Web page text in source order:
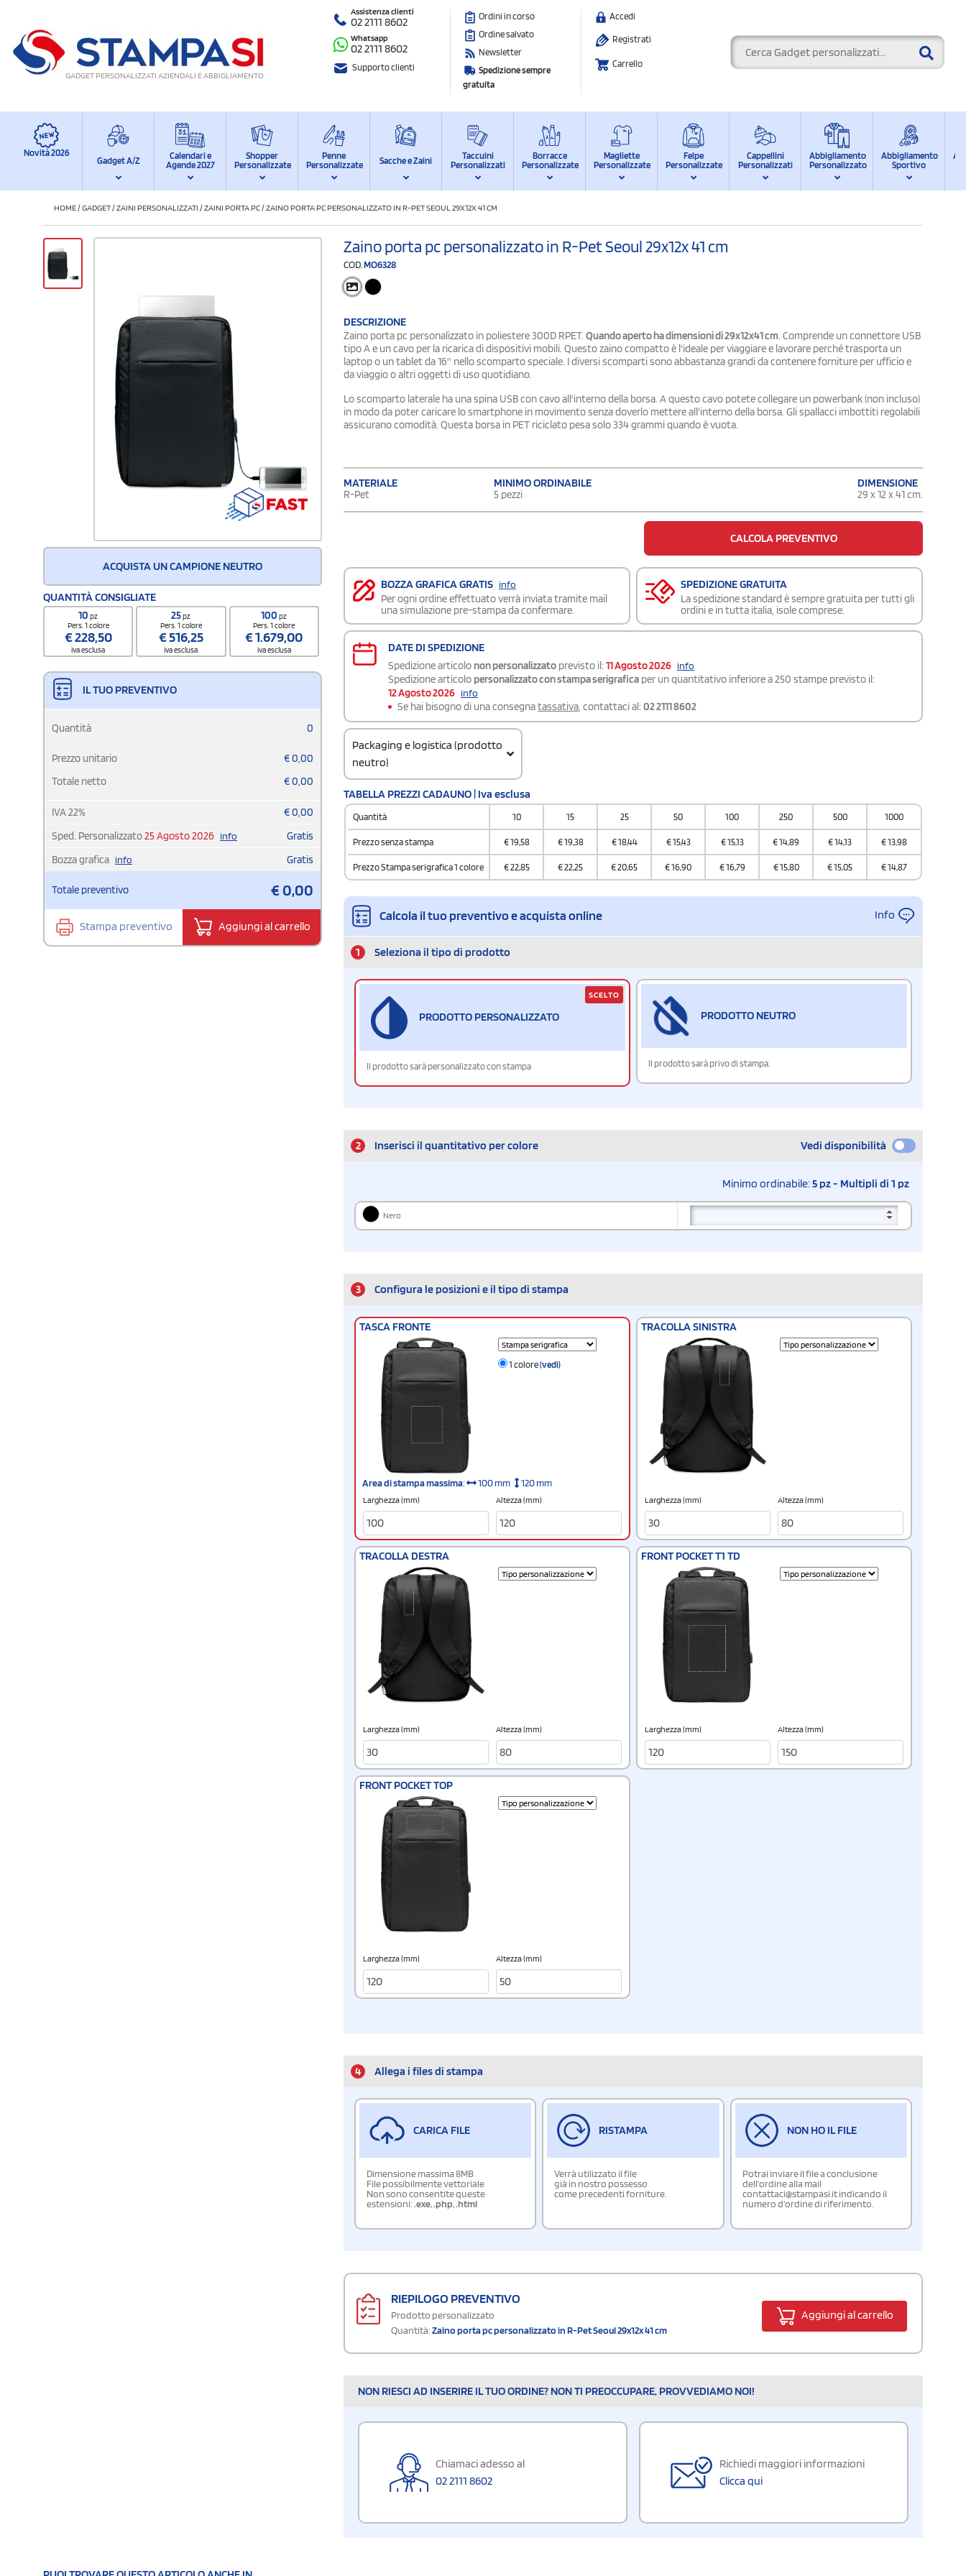
GADGET PERSONALIZZATI AZIENDALI E ABBIGLIAMENTO
Assistenza clienti
02 2111 8602
Whatsapp
02 2111 8602
Supporto clienti
Ordini in corso
Ordine salvato
Newsletter
Spedizione sempre
gratuita
Accedi
Registrati
Carrello
Novità 2026
Gadget A/Z
Calendari e
Agende 2027
Shopper
Personalizzate
Penne
Personalizzate
Sacche e Zaini
Taccuini
Personalizzati
Borracce
Personalizzate
Magliette
Personalizzate
Felpe
Personalizzate
Cappellini
Personalizzati
Abbigliamento
Personalizzato
Abbigliamento
Sportivo
HOME/GADGET/ZAINI PERSONALIZZATI /ZAINI PORTA PC/ZAINO PORTA PC PERSONALIZZATO IN R-PET SEOUL 29X12X 41 CM
ACQUISTA UN CAMPIONE NEUTRO
QUANTITÀ CONSIGLIATE
10pz
Pers. 1 colore
€228,50
iva esclusa
25pz
Pers. 1 colore
€516,25
iva esclusa
100pz
Pers. 1 colore
€1.679,00
iva esclusa
IL TUO PREVENTIVO
Quantità 0
Prezzo unitario €0,00
Totale netto
€0,00
IVA22% €0,00
Sped. Personalizzato25 Agosto 2026 info
Gratis
Bozza grafica info Gratis
Totale preventivo €0,00
Stampa preventivo Aggiungi al carrello
Zaino porta pc personalizzato in R-Pet Seoul 29x12x 41 cm
COD. MO6328
DESCRIZIONE
Zaino porta pc personalizzato in poliestere 300D RPET. Quando aperto ha dimensioni di 29x12x41 cm . Comprende un connettore USB
tipo A e un cavo per la ricarica di dispositivi mobili. Questo zaino compatto è l'ideale per viaggiare e lavorare perché trasporta un
laptop o un tablet da 16'' nello scomparto speciale. I diversi scomparti sono abbastanza grandi da contenere forniture per ufficio e
da viaggio o altri oggetti di uso quotidiano.
Lo scomparto laterale ha una spina USB con cavo all'interno della borsa. A questo cavo potete collegare un powerbank (non incluso)
in modo da poter caricare lo smartphone in movimento senza doverlo mettere all'interno della borsa. Gli spallacci imbottiti regolabili
assicurano comodità. Questa borsa in PET riciclato pesa solo 334 grammi quando è vuota.
MATERIALE
R-Pet
MINIMO ORDINABILE
5 pezzi
DIMENSIONE
29 x 12 x 41 cm.
CALCOLA PREVENTIVO
BOZZA GRAFICA GRATIS info
Per ogni ordine effettuato verrà inviata tramite mail
una simulazione pre-stampa da confermare.
SPEDIZIONE GRATUITA
La spedizione standard è sempre gratuita per tutti gli
ordini e in tutta italia, isole comprese.
DATE DI SPEDIZIONE
Spedizione articolo non personalizzato previsto il: 11 Agosto 2026 info
Spedizione articolo personalizzato con stampa serigrafica per un quantitativo inferiore a 250 stampe previsto il:
12 Agosto 2026 info
Se hai bisogno di una consegnatassativa , contattaci al: 02 2111 8602
Packaging e logistica (prodotto
neutro)
4202 9291
Quantità per scatola
15
TABELLA PREZZI CADAUNO | Iva esclusa
Quantità 10 15 25 50 100 250 500 1000
Prezzo senza stampa €19,58 €19,38 €18,44 €15,43 €15,13 €14,89 €14,13 €13,98
Prezzo Stampa serigrafica 1 colore €22,85 €22,25 €20,65 €16,90 €16,79 €15,80 €15,05 €14,87
Calcola il tuo preventivo e acquista online Info
1 Seleziona il tipo di prodotto
PRODOTTO PERSONALIZZATO
Il prodotto sarà personalizzato con stampa
SCELTO
PRODOTTO NEUTRO
Il prodotto sarà privo di stampa.
2 Inserisci il quantitativo per colore Vedi disponibilità
Minimo ordinabile:5 pz - Multipli di 1 pz
Nero
3 Configura le posizioni e il tipo di stampa
TASCA FRONTE
1 colore(vedi)
Area di stampa massima: 100 mm 120 mm
Larghezza (mm) Altezza (mm)
TRACOLLA SINISTRA
Larghezza (mm) Altezza (mm)
TRACOLLA DESTRA
Larghezza (mm) Altezza (mm)
FRONT POCKET T1 TD
Larghezza (mm) Altezza (mm)
FRONT POCKET TOP
Larghezza (mm) Altezza (mm)
4 Allega i files di stampa
CARICA FILE
Dimensione massima 8MB
File possibilmente vettoriale
Non sono consentite queste
estensioni:.exe,.php,.html
RISTAMPA
Verrà utilizzato il file
già in nostro possesso
come precedenti forniture.
NON HO IL FILE
Potrai inviare il file a conclusione
dell'ordine alla mail
contattaci@stampasi.it indicando il
numero d'ordine di riferimento.
RIEPILOGO PREVENTIVO
Prodotto personalizzato
Quantità:Zaino porta pc personalizzato in R-Pet Seoul 29x12x 41 cm
Aggiungi al carrello
NON RIESCI AD INSERIRE IL TUO ORDINE? NON TI PREOCCUPARE, PROVVEDIAMO NOI!
Chiamaci adesso al
02 2111 8602
Richiedi maggiori informazioni
Clicca qui